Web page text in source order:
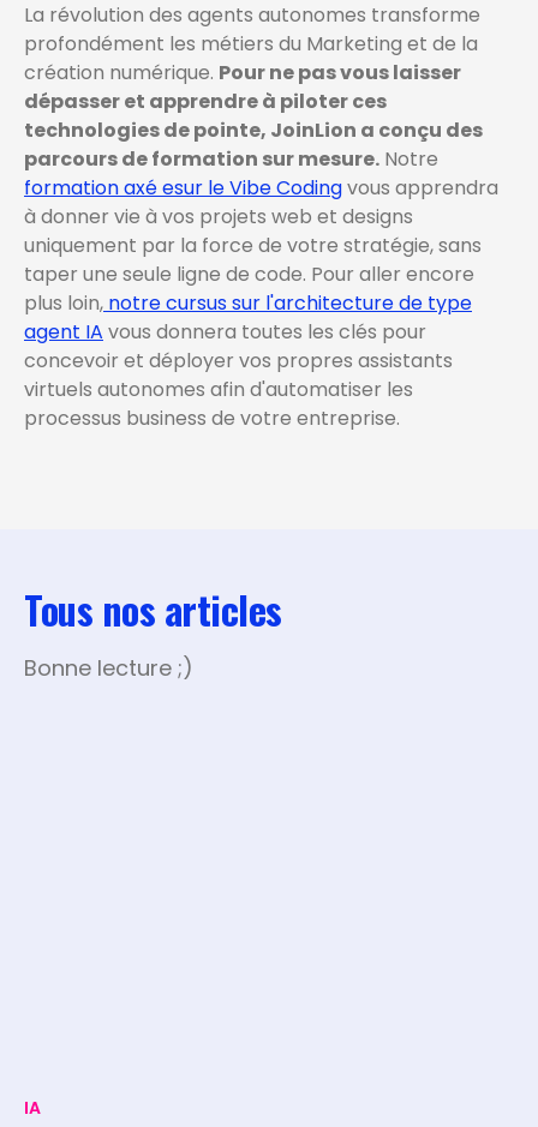
La révolution des agents autonomes transforme
profondément les métiers du Marketing et de la
création numérique. Pour ne pas vous laisser
dépasser et apprendre à piloter ces
technologies de pointe, JoinLion a conçu des
parcours de formation sur mesure. Notre
formation axé esur le Vibe Codingvous apprendra
à donner vie à vos projets web et designs
uniquement par la force de votre stratégie, sans
taper une seule ligne de code. Pour aller encore
plus loin, notre cursus sur l'architecture de type
agent IA vous donnera toutes les clés pour
concevoir et déployer vos propres assistants
virtuels autonomes afin d'automatiser les
processus business de votre entreprise.
Tous nos articles
Bonne lecture ;)
IA